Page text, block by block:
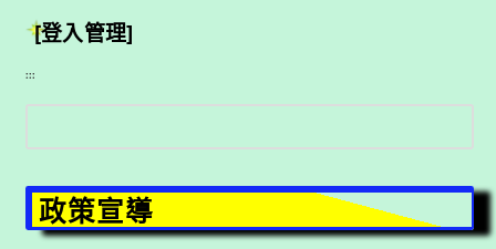
[登入管理]
:::
搜
尋
政策宣導